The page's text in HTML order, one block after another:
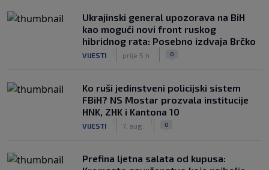
Ukrajinski general upozorava na BiH
kao mogući novi front ruskog
hibridnog rata: Posebno izdvaja Brčko
VIJESTI prije 5 h 0
Ko ruši jedinstveni policijski sistem
FBiH? NS Mostar prozvala institucije
HNK, ZHK i Kantona 10
VIJESTI 7. aug. 0
Prefina ljetna salata od kupusa: